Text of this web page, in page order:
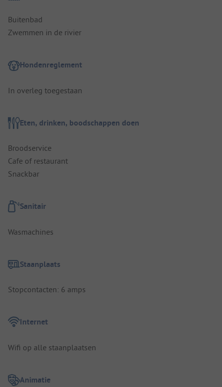
Buitenbad
Zwemmen in de rivier
Hondenreglement
In overleg toegestaan
Eten, drinken, boodschappen doen
Broodservice
Cafe of restaurant
Snackbar
Sanitair
Wasmachines
Staanplaats
Stopcontacten: 6 amps
Internet
Wifi op alle staanplaatsen
Animatie